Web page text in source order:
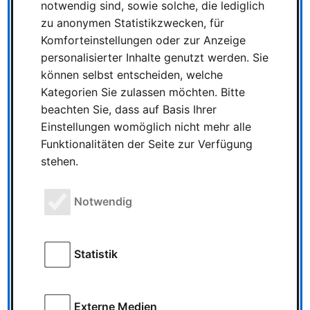
6. Oktober 2024 …
Star Wars: The
Deckbuilding Game
Clone Wars Edition von
FFG
Star Wars: The Deckbuilding Game Clone
Star Wars: The Deckbuilding Game Clone
notwendig sind, sowie solche, die lediglich
zu anonymen Statistikzwecken, für
Komforteinstellungen oder zur Anzeige
personalisierter Inhalte genutzt werden. Sie
können selbst entscheiden, welche
Kategorien Sie zulassen möchten. Bitte
beachten Sie, dass auf Basis Ihrer
Einstellungen womöglich nicht mehr alle
Funktionalitäten der Seite zur Verfügung
stehen.
Notwendig
Statistik
Externe Medien